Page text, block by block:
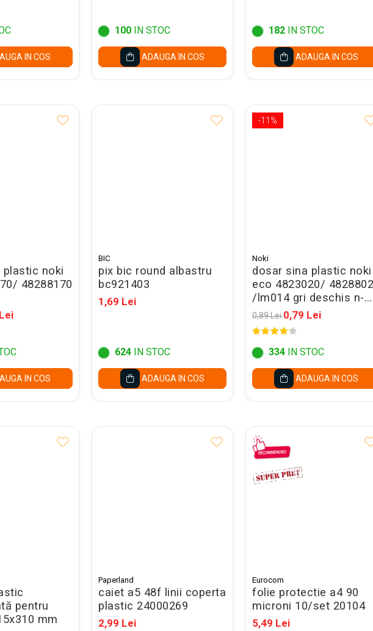
IN COS
100 IN STOC
ADAUGA IN COS
182 IN STOC
ADAUGA IN COS
plastic noki
48288170
IN COS
BIC
pix bic round albastru
bc921403
1,69 Lei
624 IN STOC
ADAUGA IN COS
-11%
Noki
dosar sina plastic noki
eco 4823020/
/lm014 gri deschis n-
promo
0,89 Lei0,79 Lei
334 IN STOC
ADAUGA IN COS
pentru
mm
Paperland
caiet a5 48f linii coperta
plastic 24000269
2,99 Lei
Eurocom
folie protectie a4 90
microni 10/set 20104
5,49 Lei